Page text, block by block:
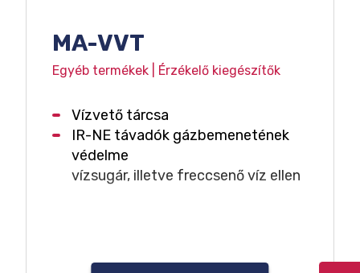
MA-VVT
Egyéb termékek | Érzékelő kiegészítők
Vízvető tárcsa
IR-NE távadók gázbemenetének
védelme
vízsugár, illetve freccsenő víz ellen